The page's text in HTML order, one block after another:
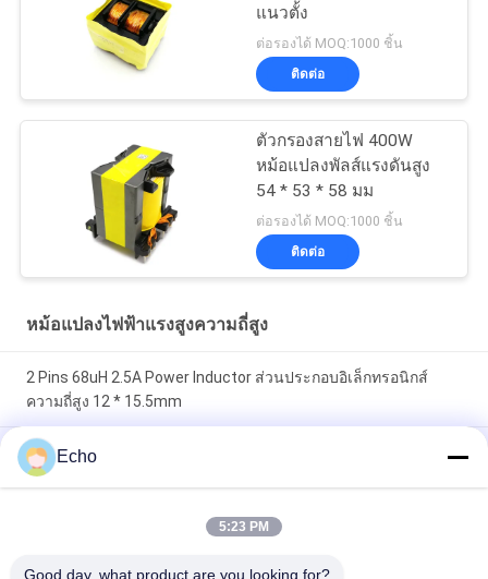
แนวตั้ง
ต่อรองได้ MOQ:1000 ชิ้น
ติดต่อ
ตัวกรองสายไฟ 400W
หม้อแปลงพัลส์แรงดันสูง
54 * 53 * 58 มม
ต่อรองได้ MOQ:1000 ชิ้น
ติดต่อ
หม้อแปลงไฟฟ้าแรงสูงความถี่สูง
2 Pins 68uH 2.5A Power Inductor ส่วนประกอบอิเล็กทรอนิกส์
ความถี่สูง 12 * 15.5mm
200uH Toroidal Choke Inductor ผงเหล็ก Core Coil ตัวเหนี่ยวนำ
โหมดดิฟเฟอเรนเชียล
ตัวเหนี่ยวนำขดลวด Toroidal Smd 200uH ตัวเหนี่ยวนำกระแสไฟ
Echo
5:23 PM
Good day, what product are you looking for?